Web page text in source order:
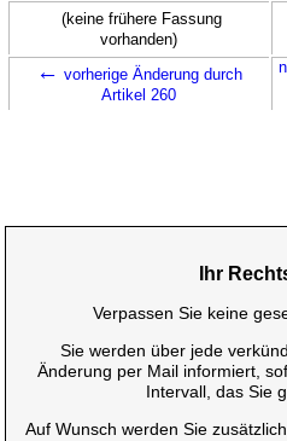
(keine frühere Fassung
vorhanden)
← vorherige Änderung durch
Artikel 260
Ihr
Verpassen Sie keine
Sie werden über jede
Änderung per Mail informiert,
Intervall, das Sie
Auf Wunsch werden Sie